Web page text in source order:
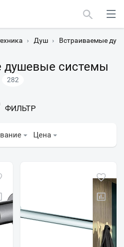
› Душ › Встраиваемые
душевые системы
282
ФИЛЬТР
Цена